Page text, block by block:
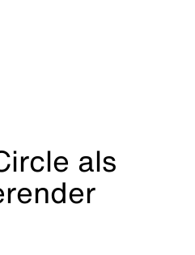
als